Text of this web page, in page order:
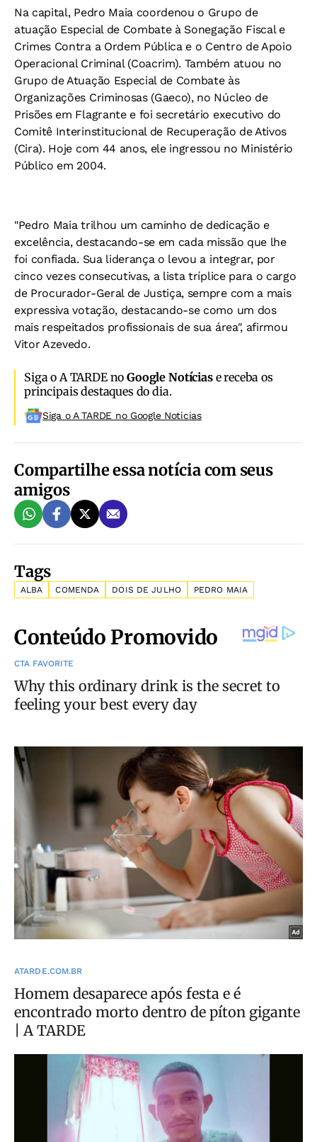
Na capital, Pedro Maia coordenou o Grupo de
atuação Especial de Combate à Sonegação Fiscal e
Crimes Contra a Ordem Pública e o Centro de Apoio
Operacional Criminal (Coacrim). Também atuou no
Grupo de Atuação Especial de Combate às
Organizações Criminosas (Gaeco), no Núcleo de
Prisões em Flagrante e foi secretário executivo do
Comitê Interinstitucional de Recuperação de Ativos
(Cira). Hoje com 44 anos, ele ingressou no Ministério
Público em 2004.
"Pedro Maia trilhou um caminho de dedicação e
excelência, destacando-se em cada missão que lhe
foi confiada. Sua liderança o levou a integrar, por
cinco vezes consecutivas, a lista tríplice para o cargo
de Procurador-Geral de Justiça, sempre com a mais
expressiva votação, destacando-se como um dos
mais respeitados profissionais de sua área", afirmou
Vitor Azevedo.
Siga o A TARDE noGoogle Notíciase receba os
principais destaques do dia.
Siga o A TARDE no Google Noticias
Compartilhe essa notícia com seus
amigos
Tags
ALBA COMENDA DOIS DE JULHO PEDRO MAIA